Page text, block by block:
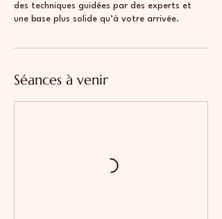
des techniques guidées par des experts et
une base plus solide qu’à votre arrivée.
Séances à venir